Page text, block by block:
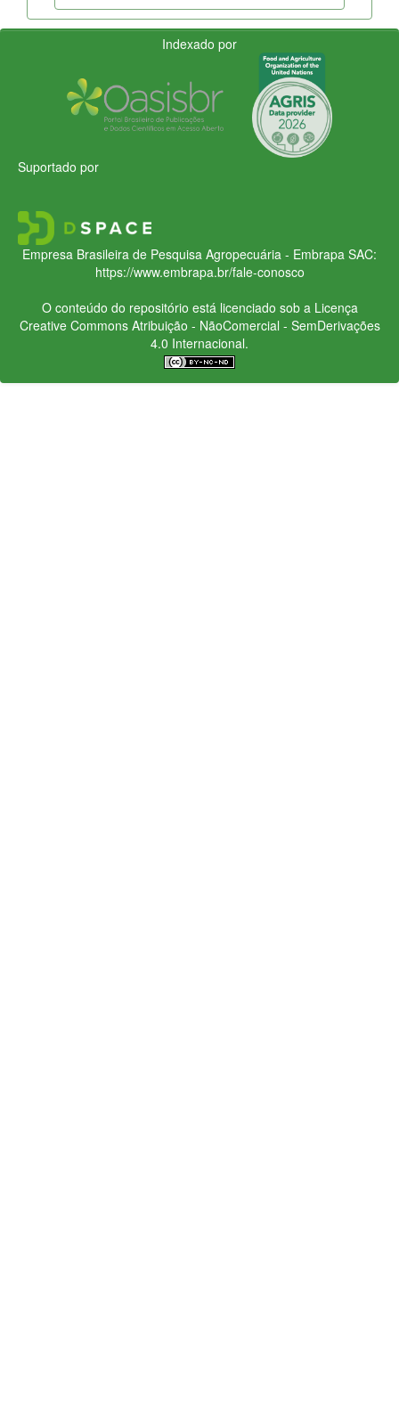
Indexado por
Suportado por
Empresa Brasileira de Pesquisa Agropecuária - Embrapa SAC:
https://www.embrapa.br/fale-conosco
O conteúdo do repositório está licenciado sob a Licença
Creative CommonsAtribuição - NãoComercial - SemDerivações
4.0 Internacional.